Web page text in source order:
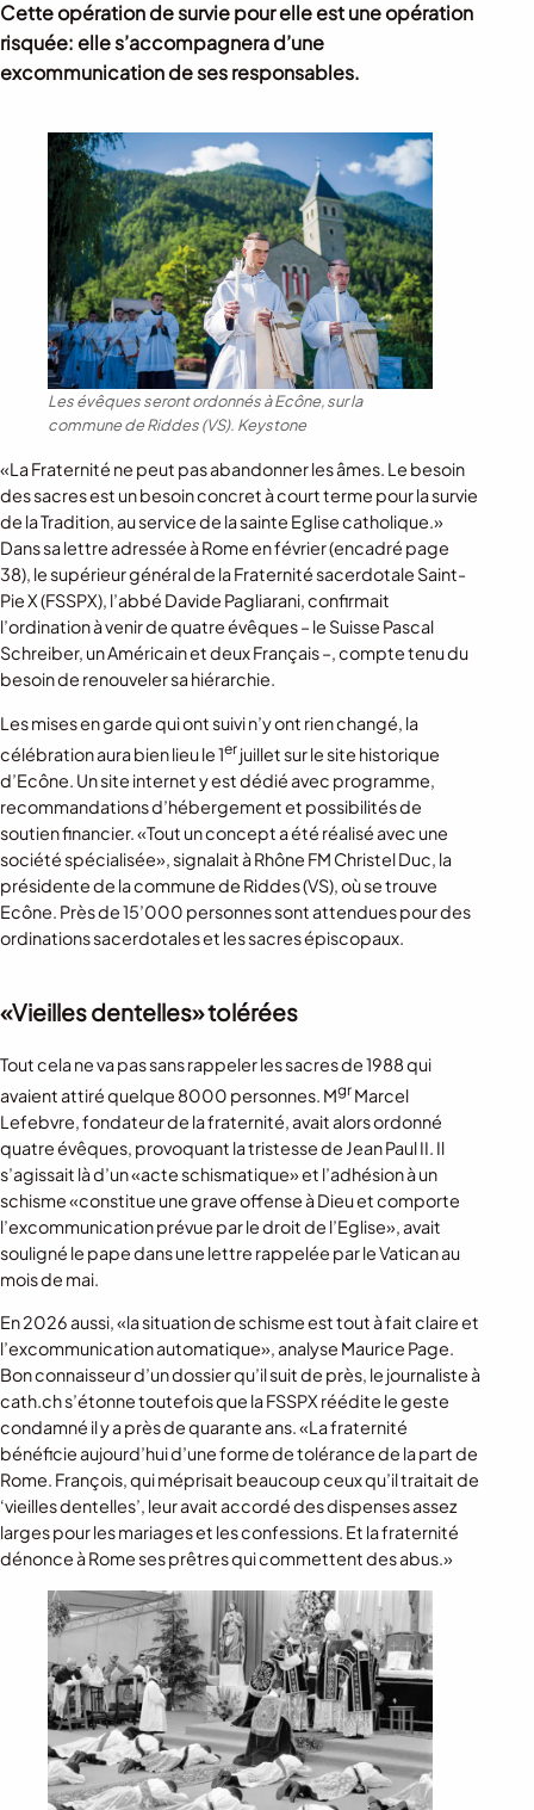
Cette opération de survie pour elle est une opération
risquée: elle s’accompagnera d’une
excommunication de ses responsables.
Les évêques seront ordonnés à Ecône, sur la
commune de Riddes (VS). Keystone
«La Fraternité ne peut pas abandonner les âmes. Le besoin
des sacres est un besoin concret à court terme pour la survie
de la Tradition, au service de la sainte Eglise catholique.»
Dans sa lettre adressée à Rome en février (encadré page
38), le supérieur général de la Fraternité sacerdotale Saint-
Pie X (FSSPX), l’abbé Davide Pagliarani, confirmait
l’ordination à venir de quatre évêques – le Suisse Pascal
Schreiber, un Américain et deux Français –, compte tenu du
besoin de renouveler sa hiérarchie.
Les mises en garde qui ont suivi n’y ont rien changé, la
célébration aura bien lieu le 1er juillet sur le site historique
d’Ecône. Un site internet y est dédié avec programme,
recommandations d’hébergement et possibilités de
soutien financier. «Tout un concept a été réalisé avec une
société spécialisée», signalait à Rhône FM Christel Duc, la
présidente de la commune de Riddes (VS), où se trouve
Ecône. Près de 15’000 personnes sont attendues pour des
ordinations sacerdotales et les sacres épiscopaux.
«Vieilles dentelles» tolérées
Tout cela ne va pas sans rappeler les sacres de 1988 qui
avaient attiré quelque 8000 personnes. Mgr Marcel
Lefebvre, fondateur de la fraternité, avait alors ordonné
quatre évêques, provoquant la tristesse de Jean Paul II. Il
s’agissait là d’un «acte schismatique» et l’adhésion à un
schisme «constitue une grave offense à Dieu et comporte
l’excommunication prévue par le droit de l’Eglise», avait
souligné le pape dans une lettre rappelée par le Vatican au
mois de mai.
En 2026 aussi, «la situation de schisme est tout à fait claire et
l’excommunication automatique», analyse Maurice Page.
Bon connaisseur d’un dossier qu’il suit de près, le journaliste à
cath.ch s’étonne toutefois que la FSSPX réédite le geste
condamné il y a près de quarante ans. «La fraternité
bénéficie aujourd’hui d’une forme de tolérance de la part de
Rome. François, qui méprisait beaucoup ceux qu’il traitait de
‘vieilles dentelles’, leur avait accordé des dispenses assez
larges pour les mariages et les confessions. Et la fraternité
dénonce à Rome ses prêtres qui commettent des abus.»